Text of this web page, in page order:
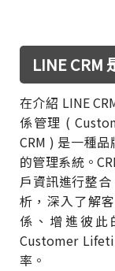
LINE CRM
在介紹 LINE
係管理 (
CRM ) 是一種
的管理系統。
戶資訊進行整
析，深入了解
係、增進彼
Customer
率。